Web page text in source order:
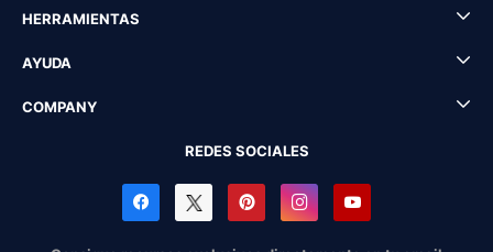
HERRAMIENTAS
AYUDA
COMPANY
REDES SOCIALES